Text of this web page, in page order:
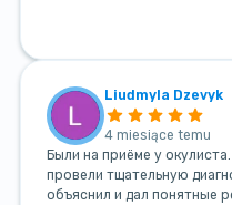
Liudmyla Dzevyk
4 miesiące temu
Были на приёме у
провели тщательную
объяснил и дал понятные